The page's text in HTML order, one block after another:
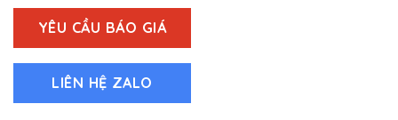
YÊU CẦU BÁO GIÁ
LIÊN HỆ ZALO